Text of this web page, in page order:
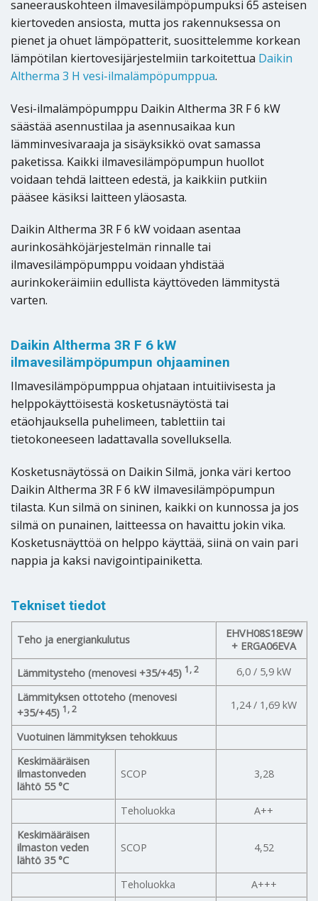
saneerauskohteen ilmavesilämpöpumpuksi 65 asteisen
kiertoveden ansiosta, mutta jos rakennuksessa on
pienet ja ohuet lämpöpatterit, suosittelemme korkean
lämpötilan kiertovesijärjestelmiin tarkoitettua Daikin
Altherma 3 H vesi-ilmalämpöpumppua.
Vesi-ilmalämpöpumppu Daikin Altherma 3R F 6 kW
säästää asennustilaa ja asennusaikaa kun
lämminvesivaraaja ja sisäyksikkö ovat samassa
paketissa. Kaikki ilmavesilämpöpumpun huollot
voidaan tehdä laitteen edestä, ja kaikkiin putkiin
pääsee käsiksi laitteen yläosasta.
Daikin Altherma 3R F 6 kW voidaan asentaa
aurinkosähköjärjestelmän rinnalle tai
ilmavesilämpöpumppu voidaan yhdistää
aurinkokeräimiin edullista käyttöveden lämmitystä
varten.
Daikin Altherma 3R F 6 kW
ilmavesilämpöpumpun ohjaaminen
Ilmavesilämpöpumppua ohjataan intuitiivisesta ja
helppokäyttöisestä kosketusnäytöstä tai
etäohjauksella puhelimeen, tablettiin tai
tietokoneeseen ladattavalla sovelluksella.
Kosketusnäytössä on Daikin Silmä, jonka väri kertoo
Daikin Altherma 3R F 6 kW ilmavesilämpöpumpun
tilasta. Kun silmä on sininen, kaikki on kunnossa ja jos
silmä on punainen, laitteessa on havaittu jokin vika.
Kosketusnäyttöä on helppo käyttää, siinä on vain pari
nappia ja kaksi navigointipainiketta.
Tekniset tiedot
Teho ja energiankulutus
EHVH08S18E9W
+ ERGA06EVA
Lämmitysteho (menovesi +35/+45) 1, 2
6,0 / 5,9 kW
Lämmityksen ottoteho (menovesi
+35/+45) 1, 2 1,24 / 1,69 kW
Vuotuinen lämmityksen tehokkuus
Keskimääräisen
ilmastonveden
lähtö 55 °C
SCOP 3,28
Teholuokka
A++
Keskimääräisen
ilmaston veden
lähtö 35 °C
SCOP 4,52
Teholuokka
A+++